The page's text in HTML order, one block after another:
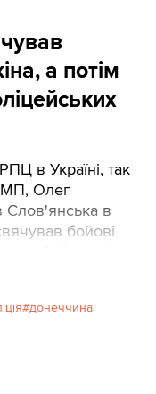
а потім
в Україні, так
МП, Олег
Слов'янська в
бойові
слова
донеччина